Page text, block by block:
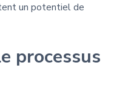
un potentiel de
processus